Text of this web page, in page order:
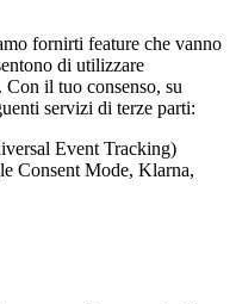
fornirti feature che vanno
di utilizzare
il tuo consenso, su
servizi di terze parti:
Event Tracking)
Consent Mode, Klarna,